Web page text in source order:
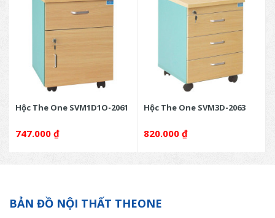
Hộc The One SVM1D1O-2061
747.000 ₫
Hộc The One SVM3D-2063
820.000 ₫
BẢN ĐỒ NỘI THẤT THEONE